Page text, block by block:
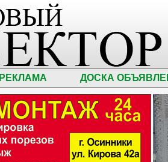
РЕКЛАМА ДОСКА